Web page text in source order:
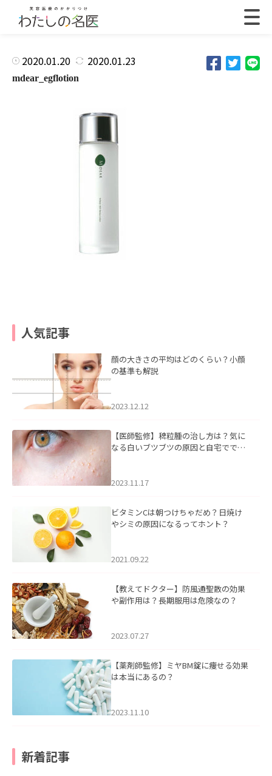
2020.01.20 2020.01.23
mdear_egflotion
人気記事
顔の大きさの平均はどのくらい？小顔
の基準も解説
2023.12.12
【医師監修】稗粒腫の治し方は？気に
なる白いブツブツの原因と自宅ででき
2023.11.17
ビタミンCは朝つけちゃだめ？日焼け
やシミの原因になるってホント？
2021.09.22
【教えてドクター】防風通聖散の効果
や副作用は？長期服用は危険なの？
2023.07.27
【薬剤師監修】ミヤBM錠に痩せる効果
は本当にあるの？
2023.11.10
新着記事